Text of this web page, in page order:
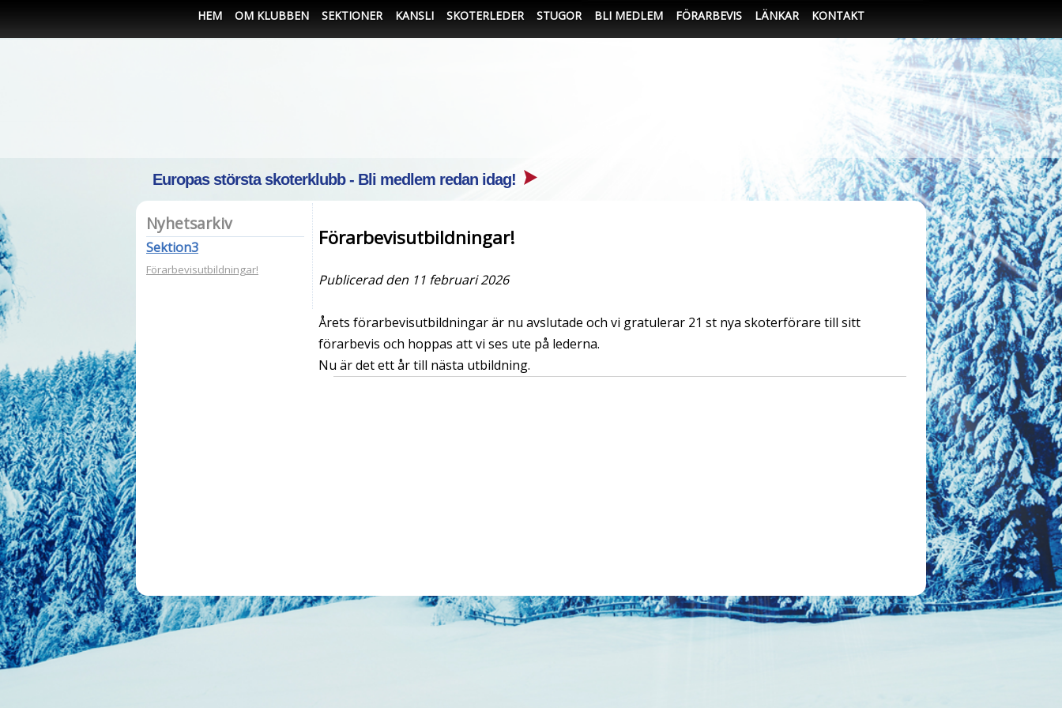
HEM OM KLUBBEN SEKTIONER KANSLI SKOTERLEDER STUGOR BLI MEDLEM FÖRARBEVIS LÄNKAR KONTAKT
Europas största skoterklubb - Bli medlem redan idag!
Nyhetsarkiv
Sektion3
Förarbevisutbildningar!
Förarbevisutbildningar!
Publicerad den 11 februari 2026
Årets förarbevisutbildningar är nu avslutade och vi gratulerar 21 st nya skoterförare till sitt
förarbevis och hoppas att vi ses ute på lederna.
Nu är det ett år till nästa utbildning.